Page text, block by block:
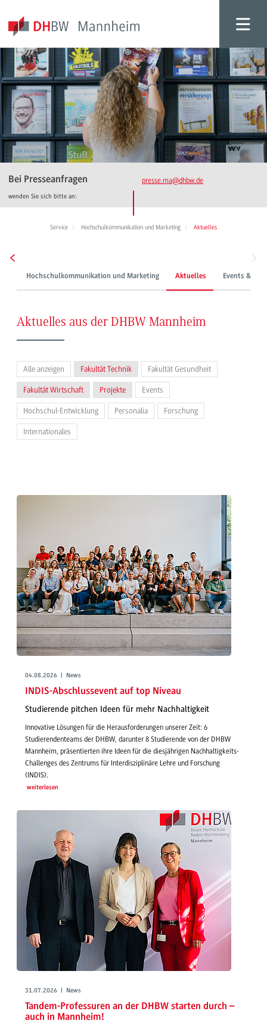
Bei Presseanfragen
wenden Sie sich bitte an:
presse.ma@dhbw.de
Service Hochschulkommunikation und Marketing Aktuelles
Hochschulkommunikation und Marketing Aktuelles Events &
Aktuelles aus der DHBW Mannheim
Alle anzeigen Fakultät Technik Fakultät Gesundheit
Fakultät Wirtschaft Projekte Events
Hochschul-Entwicklung Personalia Forschung
Internationales
04.08.2026 | News
INDIS-Abschlussevent auf top Niveau
Studierende pitchen Ideen für mehr Nachhaltigkeit
Innovative Lösungen für die Herausforderungen unserer Zeit: 6
Studierendenteams der DHBW, darunter 8 Studierende von der DHBW
Mannheim, präsentierten ihre Ideen für die diesjährigen Nachhaltigkeits-
Challenges des Zentrums für Interdisziplinäre Lehre und Forschung
(INDIS).
weiterlesen
31.07.2026 | News
Tandem-Professuren an der DHBW starten durch –
auch in Mannheim!